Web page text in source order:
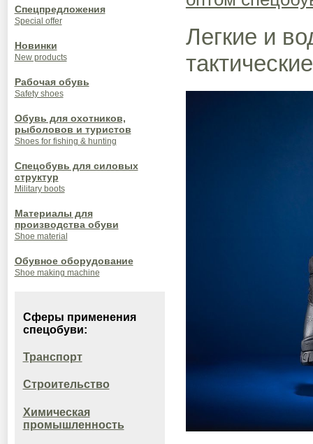
Спецпредложения
Special offer
Новинки
New products
Рабочая обувь
Safety shoes
Обувь для охотников,
рыболовов и туристов
Shoes for fishing & hunting
Спецобувь для силовых
структур
Military boots
Материалы для
производства обуви
Shoe material
Обувное оборудование
Shoe making machine
Сферы применения
спецобуви:
Транспорт
Строительство
Химическая
промышленность
Легкие и